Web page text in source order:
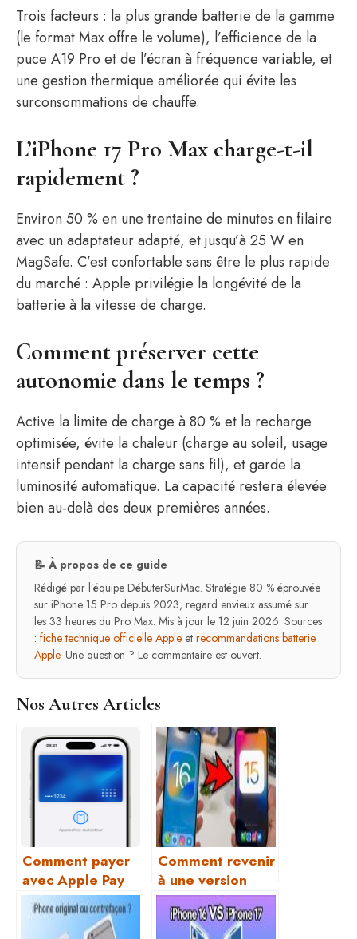
Trois facteurs : la plus grande batterie de la gamme
(le format Max offre le volume), l’efficience de la
puce A19 Pro et de l’écran à fréquence variable, et
une gestion thermique améliorée qui évite les
surconsommations de chauffe.
L’iPhone 17 Pro Max charge-t-il
rapidement ?
Environ 50 % en une trentaine de minutes en filaire
avec un adaptateur adapté, et jusqu’à 25 W en
MagSafe. C’est confortable sans être le plus rapide
du marché : Apple privilégie la longévité de la
batterie à la vitesse de charge.
Comment préserver cette
autonomie dans le temps ?
Active la limite de charge à 80 % et la recharge
optimisée, évite la chaleur (charge au soleil, usage
intensif pendant la charge sans fil), et garde la
luminosité automatique. La capacité restera élevée
bien au-delà des deux premières années.
📝 À propos de ce guide
Rédigé par l’équipe DébuterSurMac. Stratégie 80 % éprouvée
sur iPhone 15 Pro depuis 2023, regard envieux assumé sur
les 33 heures du Pro Max. Mis à jour le 12 juin 2026. Sources
: fiche technique officielle Apple et recommandations batterie
Apple. Une question ? Le commentaire est ouvert.
Nos Autres Articles
Comment payer
avec Apple Pay
en magasin avec
iPhone ?
Comment revenir
à une version
précédente d’iOS
sur iPhone ?